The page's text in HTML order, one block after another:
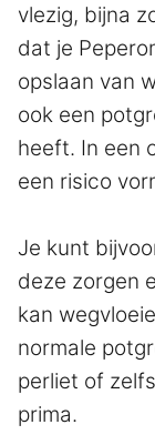
vlezig, bijna
dat je
opslaan van
ook een
heeft. In een
een risico
Je kunt
deze zorgen
kan
normale
perliet of
prima.